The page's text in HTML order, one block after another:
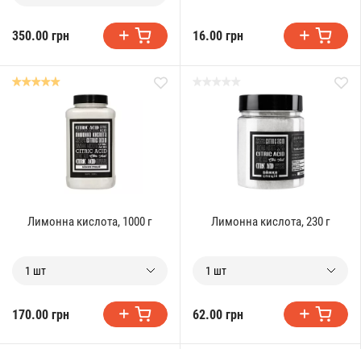
350.00 грн 16.00 грн
Лимонна кислота, 1000 г
1 шт
170.00 грн
Лимонна кислота, 230 г
1 шт
62.00 грн